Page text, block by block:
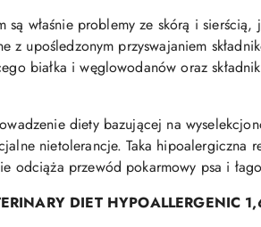
właśnie problemy ze skórą i
upośledzonym przyswajaniem
białka i węglowodanów oraz
diety bazującej na
nietolerancje. Taka hipoalergiczna
odciąża przewód pokarmowy psa i
DIET HYPOALLERGENIC